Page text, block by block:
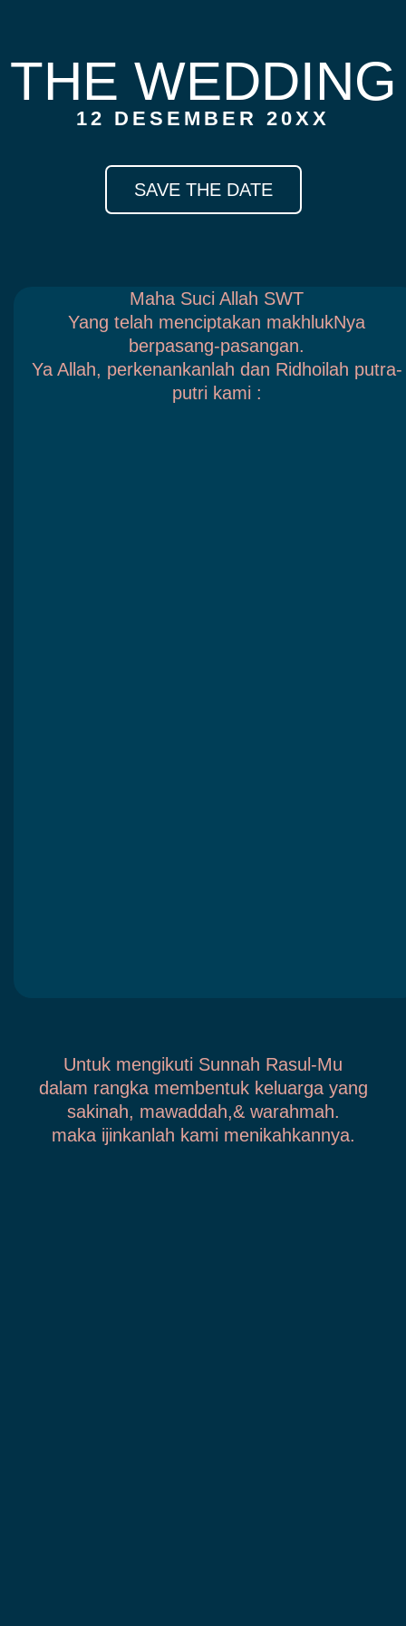
THE WEDDING
12 DESEMBER 20XX
SAVE THE DATE
Maha Suci Allah SWT
Yang telah menciptakan makhlukNya
berpasang-pasangan.
Ya Allah, perkenankanlah dan Ridhoilah putra-
putri kami :
Untuk mengikuti Sunnah Rasul-Mu
dalam rangka membentuk keluarga yang
sakinah, mawaddah,& warahmah.
maka ijinkanlah kami menikahkannya.